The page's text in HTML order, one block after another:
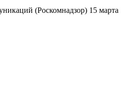
(Роскомнадзор) 15 марта